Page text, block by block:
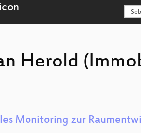
Herold
Monitoring zur